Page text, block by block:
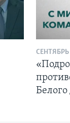
СЕНТЯБРЬ